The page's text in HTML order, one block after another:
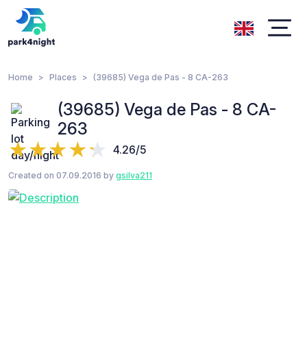
Home Places (39685) Vega de Pas - 8 CA-263
(39685) Vega de Pas - 8 CA-
263
4.26/5
Created on 07.09.2016 by gsilva211